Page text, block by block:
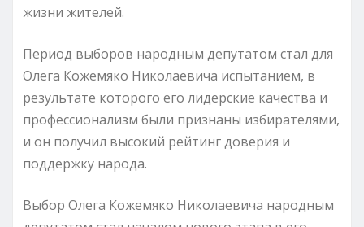
жизни жителей.
Период выборов народным депутатом стал для
Олега Кожемяко Николаевича испытанием, в
результате которого его лидерские качества и
профессионализм были признаны избирателями,
и он получил высокий рейтинг доверия и
поддержку народа.
Выбор Олега Кожемяко Николаевича народным